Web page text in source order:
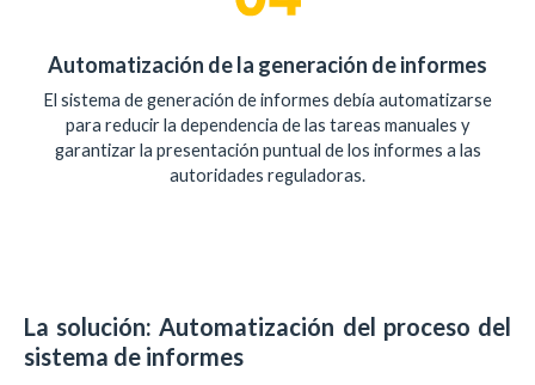
Automatización de la generación de informes
El sistema de generación de informes debía automatizarse
para reducir la dependencia de las tareas manuales y
garantizar la presentación puntual de los informes a las
autoridades reguladoras.
La solución: Automatización del proceso del
sistema de informes